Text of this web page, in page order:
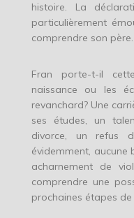
histoire. La
particulièrement
comprendre son père.
Fran porte-t-il
naissance ou les
revanchard? Une
ses études, un
divorce, un refus
évidemment, aucune
acharnement de
comprendre une
prochaines étapes de